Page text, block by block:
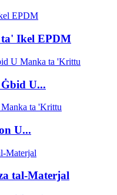
Ikel EPDM
U...
U...
tal-Materjal